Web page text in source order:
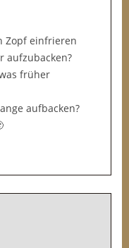
Zopf einfrieren
aufzubacken?
früher
aufbacken?